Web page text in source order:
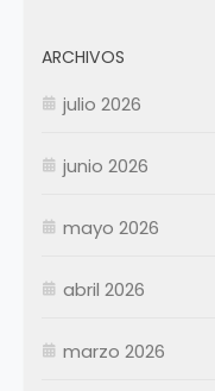
Enero
Marzo
ARCHIVOS
julio 2026
junio 2026
mayo 2026
abril 2026
marzo 2026